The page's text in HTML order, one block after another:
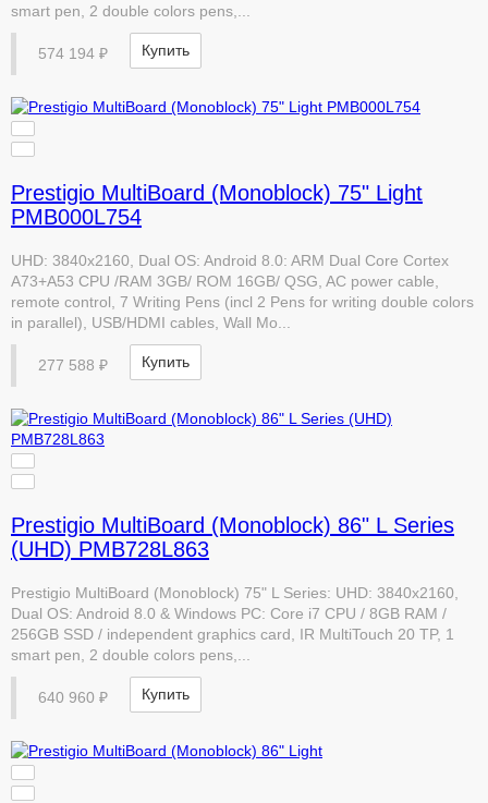
smart pen, 2 double colors pens,...
574 194 ₽ Купить
Prestigio MultiBoard (Monoblock) 75" Light
PMB000L754
UHD: 3840x2160, Dual OS: Android 8.0: ARM Dual Core Cortex
A73+A53 CPU /RAM 3GB/ ROM 16GB/ QSG, AC power cable,
remote control, 7 Writing Pens (incl 2 Pens for writing double colors
in parallel), USB/HDMI cables, Wall Mo...
277 588 ₽ Купить
Prestigio MultiBoard (Monoblock) 86" L Series
(UHD) PMB728L863
Prestigio MultiBoard (Monoblock) 75" L Series: UHD: 3840x2160,
Dual OS: Android 8.0 & Windows PC: Core i7 CPU / 8GB RAM /
256GB SSD / independent graphics card, IR MultiTouch 20 TP, 1
smart pen, 2 double colors pens,...
640 960 ₽ Купить